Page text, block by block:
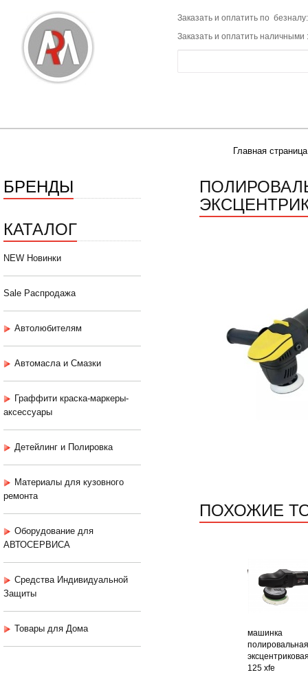
Заказать и оплатить по
Заказать и оплатить наличными
Главная страница
БРЕНДЫ
КАТАЛОГ
NEW Новинки
Sale Распродажа
Автолюбителям
Автомасла и Смазки
Граффити краска-маркеры-
аксессуары
Детейлинг и Полировка
Материалы для кузовного
ремонта
Оборудование для
АВТОСЕРВИСА
Средства Индивидуальной
Защиты
Товары для Дома
ПОХОЖИЕ
машинка
125 xfe